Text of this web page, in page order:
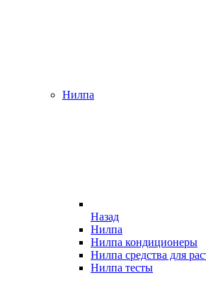
Нилпа
Назад
Нилпа
Нилпа кондиционеры
Нилпа средства для
Нилпа тесты